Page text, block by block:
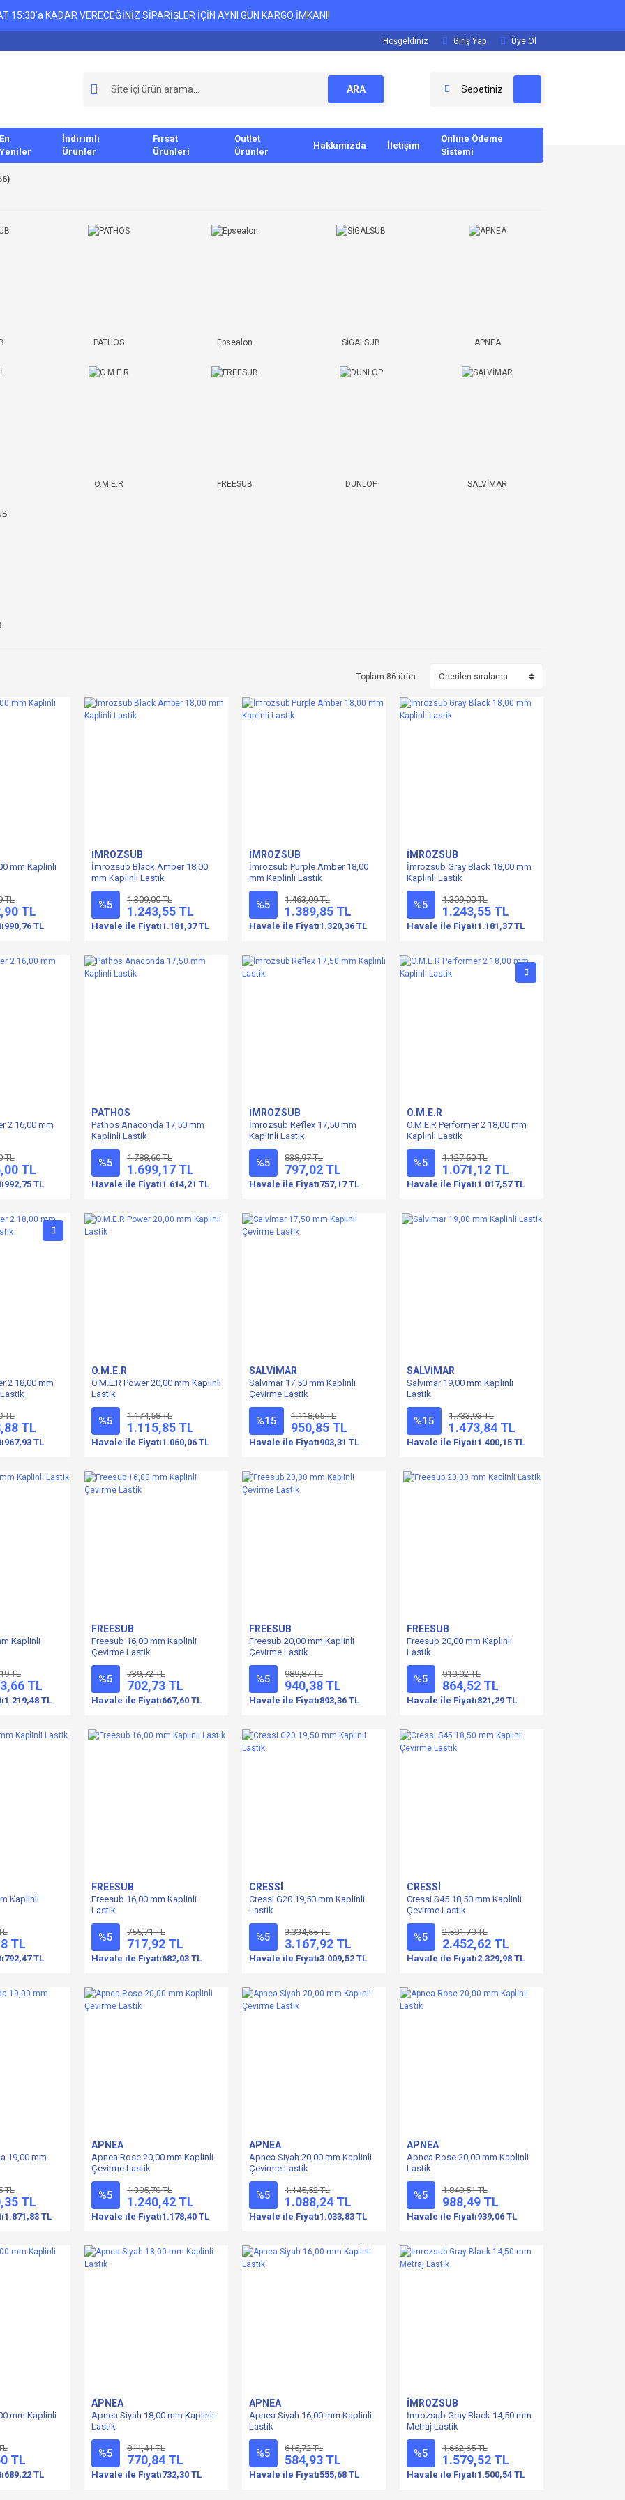
15:30'a KADAR VERECEĞİNİZ SİPARİŞLER İÇİN AYNI GÜN KARGO İMKANI!
Hoşgeldiniz Giriş Yap Üye Ol
ARA Sepetiniz
En
Yeniler
İndirimli
Ürünler
Fırsat
Ürünleri
Outlet
Ürünler
Hakkımızda İletişim
Online Ödeme
Sistemi
PATHOS Epsealon SİGALSUB APNEA
O.M.E.R FREESUB DUNLOP SALVİMAR
Toplam 86 ürün
mm Kaplinli
TL
TL
990,76 TL
İMROZSUB
İmrozsub Black Amber 18,00
mm Kaplinli Lastik
%5 1.309,00 TL
1.243,55 TL
Havale ile Fiyatı1.181,37 TL
İMROZSUB
İmrozsub Purple Amber 18,00
mm Kaplinli Lastik
%5 1.463,00 TL
1.389,85 TL
Havale ile Fiyatı1.320,36 TL
İMROZSUB
İmrozsub Gray Black 18,00 mm
Kaplinli Lastik
%5 1.309,00 TL
1.243,55 TL
Havale ile Fiyatı1.181,37 TL
2 16,00 mm
TL
TL
992,75 TL
PATHOS
Pathos Anaconda 17,50 mm
Kaplinli Lastik
%5 1.788,60 TL
1.699,17 TL
Havale ile Fiyatı1.614,21 TL
İMROZSUB
İmrozsub Reflex 17,50 mm
Kaplinli Lastik
%5 838,97 TL
797,02 TL
Havale ile Fiyatı757,17 TL
O.M.E.R
O.M.E.R Performer 2 18,00 mm
Kaplinli Lastik
%5 1.127,50 TL
1.071,12 TL
Havale ile Fiyatı1.017,57 TL
2 18,00 mm
TL
TL
967,93 TL
O.M.E.R
O.M.E.R Power 20,00 mm Kaplinli
Lastik
%5 1.174,58 TL
1.115,85 TL
Havale ile Fiyatı1.060,06 TL
SALVİMAR
Salvimar 17,50 mm Kaplinli
Çevirme Lastik
%15 1.118,65 TL
950,85 TL
Havale ile Fiyatı903,31 TL
SALVİMAR
Salvimar 19,00 mm Kaplinli
Lastik
%15 1.733,93 TL
1.473,84 TL
Havale ile Fiyatı1.400,15 TL
Kaplinli
TL
TL
1.219,48 TL
FREESUB
Freesub 16,00 mm Kaplinli
Çevirme Lastik
%5 739,72 TL
702,73 TL
Havale ile Fiyatı667,60 TL
FREESUB
Freesub 20,00 mm Kaplinli
Çevirme Lastik
%5 989,87 TL
940,38 TL
Havale ile Fiyatı893,36 TL
FREESUB
Freesub 20,00 mm Kaplinli
Lastik
%5 910,02 TL
864,52 TL
Havale ile Fiyatı821,29 TL
Kaplinli
TL
792,47 TL
FREESUB
Freesub 16,00 mm Kaplinli
Lastik
%5 755,71 TL
717,92 TL
Havale ile Fiyatı682,03 TL
CRESSİ
Cressi G20 19,50 mm Kaplinli
Lastik
%5 3.334,65 TL
3.167,92 TL
Havale ile Fiyatı3.009,52 TL
CRESSİ
Cressi S45 18,50 mm Kaplinli
Çevirme Lastik
%5 2.581,70 TL
2.452,62 TL
Havale ile Fiyatı2.329,98 TL
19,00 mm
TL
TL
1.871,83 TL
APNEA
Apnea Rose 20,00 mm Kaplinli
Çevirme Lastik
%5 1.305,70 TL
1.240,42 TL
Havale ile Fiyatı1.178,40 TL
APNEA
Apnea Siyah 20,00 mm Kaplinli
Çevirme Lastik
%5 1.145,52 TL
1.088,24 TL
Havale ile Fiyatı1.033,83 TL
APNEA
Apnea Rose 20,00 mm Kaplinli
Lastik
%5 1.040,51 TL
988,49 TL
Havale ile Fiyatı939,06 TL
mm Kaplinli
TL
689,22 TL
APNEA
Apnea Siyah 18,00 mm Kaplinli
Lastik
%5 811,41 TL
770,84 TL
Havale ile Fiyatı732,30 TL
APNEA
Apnea Siyah 16,00 mm Kaplinli
Lastik
%5 615,72 TL
584,93 TL
Havale ile Fiyatı555,68 TL
İMROZSUB
İmrozsub Gray Black 14,50 mm
Metraj Lastik
%5 1.662,65 TL
1.579,52 TL
Havale ile Fiyatı1.500,54 TL